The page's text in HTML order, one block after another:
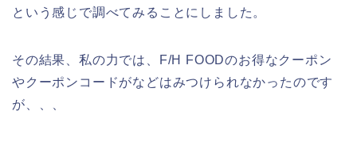
という感じで調べてみることにしました。
その結果、私の力では、F/H FOODのお得なクーポン
やクーポンコードがなどはみつけられなかったのです
が、、、